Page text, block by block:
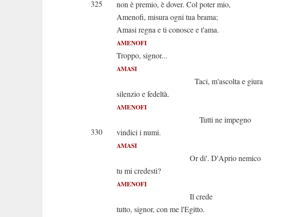
325
non è premio, è dover. Col poter mio,
Amenofi, misura ogni tua brama;
Amasi regna e ti conosce e t'ama.
AMENOFI
Troppo, signor...
AMASI
Taci, m'ascolta e giura
silenzio e fedeltà.
AMENOFI
Tutti ne impegno
330
vindici i numi.
AMASI
Or di'. D'Aprio nemico
tu mi credesti?
AMENOFI
Il crede
tutto, signor, con me l'Egitto.